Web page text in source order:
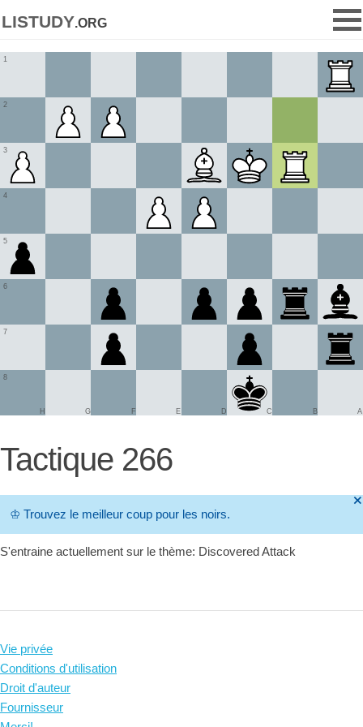
listudy.org
1
2
3
4
5
6
7
8
A
B
C
D
E
F
G
H
Tactique 266
🞫
♔ Trouvez le meilleur coup pour les noirs.
S'entraine actuellement sur le thème: Discovered Attack
Vie privée
Conditions d'utilisation
Droit d'auteur
Fournisseur